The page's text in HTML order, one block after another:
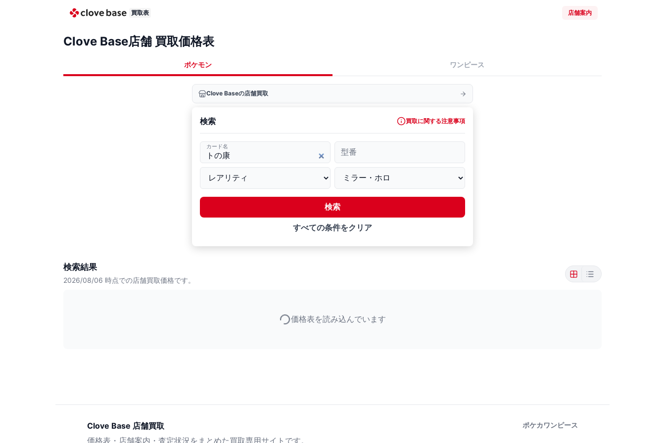
買取表 店舗案内
Clove Base店舗 買取価格表
ポケモン ワンピース
Clove Baseの店舗買取
検索 買取に関する注意事項
カード名
型番
検索
すべての条件をクリア
検索結果
2026/08/06 時点での店舗買取価格です。
価格表を読み込んでいます
Clove Base 店舗買取
価格表・店舗案内・査定状況をまとめた買取専用サイトです。
ポケカワンピース